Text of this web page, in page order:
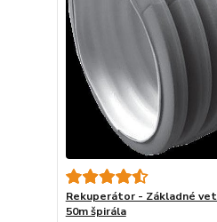
Rekuperátor - Základné
50m špirála